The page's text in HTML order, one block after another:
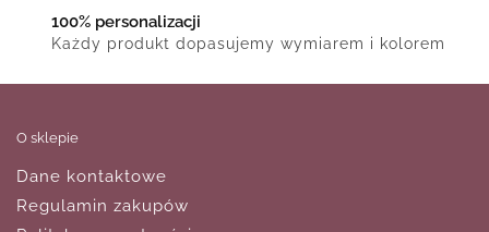
100% personalizacji
Każdy produkt dopasujemy wymiarem i kolorem
O sklepie
Dane kontaktowe
Regulamin zakupów